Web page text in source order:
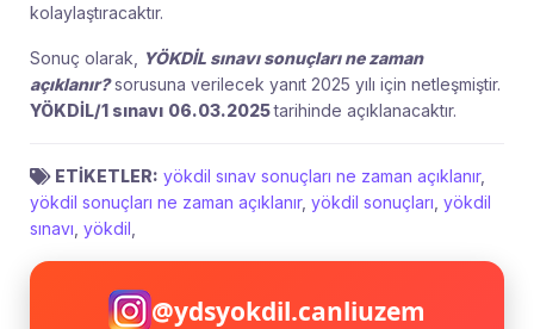
kolaylaştıracaktır.
Sonuç olarak,
YÖKDİL sınavı sonuçları ne zaman
açıklanır?sorusuna verilecek yanıt 2025 yılı için netleşmiştir.
YÖKDİL/1 sınavı 06.03.2025tarihinde açıklanacaktır.
ETİKETLER: yökdil sınav sonuçları ne zaman açıklanır,
yökdil sonuçları ne zaman açıklanır, yökdil sonuçları yökdil
sınavı yökdil
@ydsyokdil.canliuzem